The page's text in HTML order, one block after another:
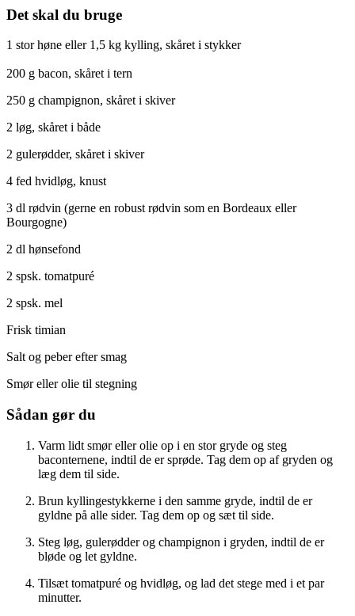
Det skal du bruge
1 stor høne eller 1,5 kg kylling, skåret i stykker
200 g bacon, skåret i tern
250 g champignon, skåret i skiver
2 løg, skåret i både
2 gulerødder, skåret i skiver
4 fed hvidløg, knust
3 dl rødvin (gerne en robust rødvin som en Bordeaux eller
Bourgogne)
2 dl hønsefond
2 spsk. tomatpuré
2 spsk. mel
Frisk timian
Salt og peber efter smag
Smør eller olie til stegning
Sådan gør du
Varm lidt smør eller olie op i en stor gryde og steg
baconternene, indtil de er sprøde. Tag dem op af gryden og
læg dem til side.
Brun kyllingestykkerne i den samme gryde, indtil de er
gyldne på alle sider. Tag dem op og sæt til side.
Steg løg, gulerødder og champignon i gryden, indtil de er
bløde og let gyldne.
Tilsæt tomatpuré og hvidløg, og lad det stege med i et par
minutter.